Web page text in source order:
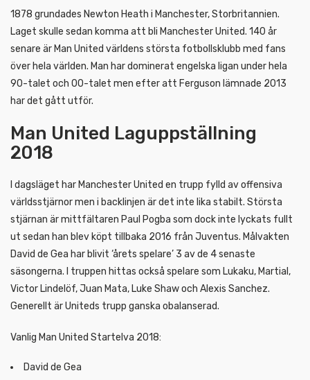
1878 grundades Newton Heath i Manchester, Storbritannien.
Laget skulle sedan komma att bli Manchester United. 140 år
senare är Man United världens största fotbollsklubb med fans
över hela världen. Man har dominerat engelska ligan under hela
90-talet och 00-talet men efter att Ferguson lämnade 2013
har det gått utför.
Man United Laguppställning
2018
I dagsläget har Manchester United en trupp fylld av offensiva
världsstjärnor men i backlinjen är det inte lika stabilt. Största
stjärnan är mittfältaren Paul Pogba som dock inte lyckats fullt
ut sedan han blev köpt tillbaka 2016 från Juventus. Målvakten
David de Gea har blivit ‘årets spelare’ 3 av de 4 senaste
säsongerna. I truppen hittas också spelare som Lukaku, Martial,
Victor Lindelöf, Juan Mata, Luke Shaw och Alexis Sanchez.
Generellt är Uniteds trupp ganska obalanserad.
Vanlig Man United Startelva 2018:
David de Gea